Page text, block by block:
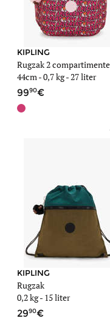
KIPLING
44cm -0,7 kg- 27 liter
9990
KIPLING
Rugzak
0,2 kg- 15 liter
2990